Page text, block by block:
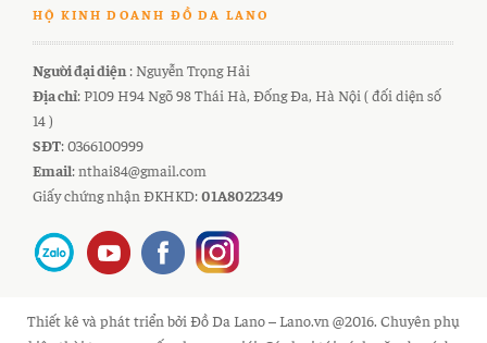
HỘ KINH DOANH ĐỒ DA LANO
Người đại diện : Nguyễn Trọng Hải
Địa chỉ: P109 H94 Ngõ 98 Thái Hà, Đống Đa, Hà Nội ( đối diện số
14 )
SĐT: 0366100999
Email: nthai84@gmail.com
Giấy chứng nhận ĐKHKD:01A8022349
Thiết kê và phát triển bởi Đồ Da Lano – Lano.vn @2016. Chuyên phụ